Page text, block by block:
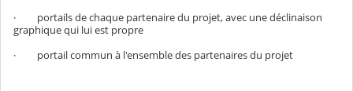
· portails de chaque partenaire du projet, avec une déclinaison
graphique qui lui est propre
· portail commun à l'ensemble des partenaires du projet